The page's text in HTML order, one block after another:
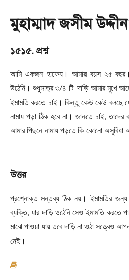
মুহাম্মাদ জসীম
১৫১৫. প্রশ্ন
আমি একজন হাফেয। আমার বয়স ২৫ বছর।
উঠেনি। শুধুমাত্র ৩/৪ টি দাড়ি আমার মুখে
ইমামতি করতে চাই। কিন্তু কেউ কেউ বলছে
নামায পড়া ঠিক হবে না। জানতে চাই, তাদের
আমার পিছনে নামায পড়তে কি কোনো অসুবিধা
উত্তর
প্রশ্নোক্ত মন্তব্য ঠিক নয়। ইমামতির জন্য
ব্যক্তি, যার দাড়ি ওঠেনি সেও ইমামতি করতে
মাঝে পাওয়া যায় তবে দাড়ি না ওঠা সত্ত্বেও
নেই।